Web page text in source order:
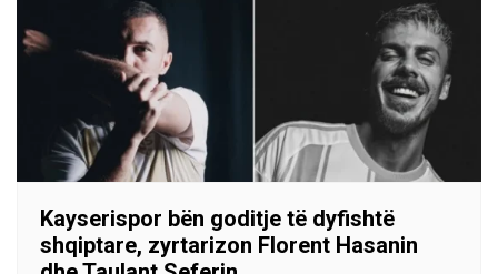
Kayserispor bën goditje të dyfishtë
shqiptare, zyrtarizon Florent Hasanin